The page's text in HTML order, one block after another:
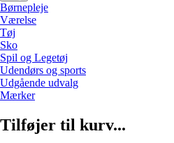
Børnepleje
Værelse
Tøj
Sko
Spil og Legetøj
Udendørs og sports
Udgående udvalg
Mærker
Tilføjer til kurv...